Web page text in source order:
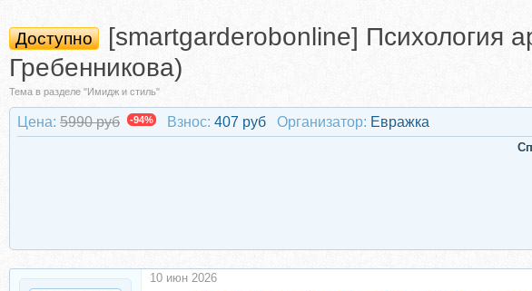
Доступно
[smartgarderobonline] Психология
Гребенникова)
Тема в разделе "Имидж и стиль"
Цена: 5990 руб -94% Взнос: 407 руб Организатор: Евражкa
10 июн 2026